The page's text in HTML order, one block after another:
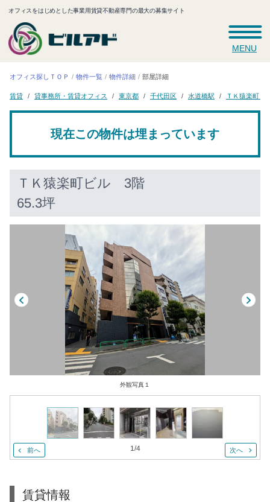
オフィスをはじめとした事業用賃貸不動産専門の最大の募集サイト
MENU
オフィス探しＴＯＰ 物件一覧 物件詳細 部屋詳細
賃貸 貸事務所・賃貸オフィス 東京都 千代田区 水道橋駅 ＴＫ猿楽町ビ
現在この物件は埋まっています
ＴＫ猿楽町ビル 3階
65.3坪
外観写真１
前へ 1/4 次へ
賃貸情報